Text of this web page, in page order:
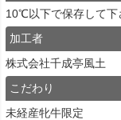
10℃以下で保存して下
加工者
株式会社千成亭風土
こだわり
未経産牝牛限定